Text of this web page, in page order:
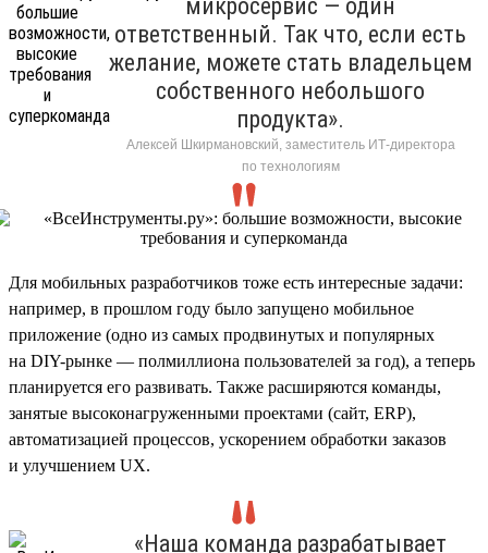
микросервис — один
ответственный. Так что, если есть
желание, можете стать владельцем
собственного небольшого
продукта».
Алексей Шкирмановский, заместитель ИТ-директора
по технологиям
Для мобильных разработчиков тоже есть интересные задачи:
например, в прошлом году было запущено мобильное
приложение (одно из самых продвинутых и популярных
на DIY-рынке — полмиллиона пользователей за год), а теперь
планируется его развивать. Также расширяются команды,
занятые высоконагруженными проектами (сайт, ERP),
автоматизацией процессов, ускорением обработки заказов
и улучшением UX.
«Наша команда разрабатывает